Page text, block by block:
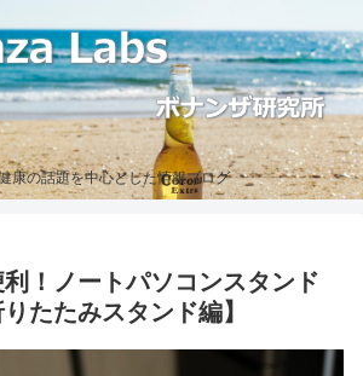
康の話題を中心とした情報ブログ
！ノートパソコンスタンド
たたみスタンド編】